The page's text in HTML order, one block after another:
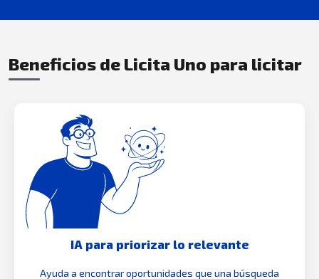
Beneficios de Licita Uno para licitar
IA para priorizar lo relevante
Ayuda a encontrar oportunidades que una búsqueda